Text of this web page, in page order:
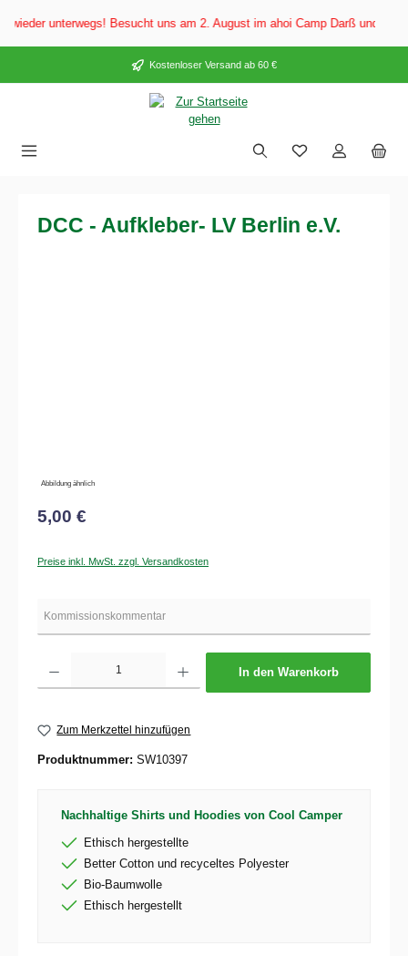
springen
unterwegs! Besucht uns am 2. August im ahoi Camp Darß und vom
Kostenloser Versand ab 60 €
DCC - Aufkleber- LV Berlin e.V.
Abbildung ähnlich
5,00 €
Preise inkl. MwSt. zzgl. Versandkosten
In den Warenkorb
Zum Merkzettel hinzufügen
Produktnummer: SW10397
Nachhaltige Shirts und Hoodies von Cool Camper
Ethisch hergestellte
Better Cotton und recyceltes Polyester
Bio-Baumwolle
Ethisch hergestellt